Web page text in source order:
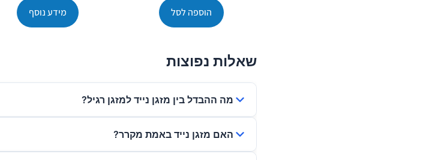
הוספה לסל מידע נוסף
שאלות נפוצות
מה ההבדל בין מזגן נייד למזגן רגיל?
האם מזגן נייד באמת מקרר?